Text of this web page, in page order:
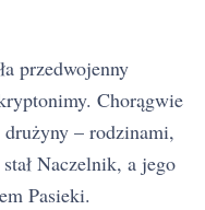
przedwojenny
Chorągwie
– rodzinami,
Naczelnik, a jego
Pasieki.